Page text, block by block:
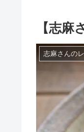
【志
志麻さんの